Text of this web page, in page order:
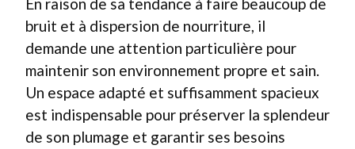
bruit et à dispersion de nourriture, il
demande une attention particulière pour
maintenir son environnement propre et sain.
Un espace adapté et suffisamment spacieux
est indispensable pour préserver la splendeur
de son plumage et garantir ses besoins